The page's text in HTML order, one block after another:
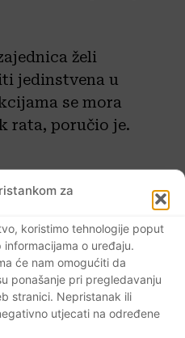
za
koristimo tehnologije poput
o uređaju.
će nam omogućiti da
ponašanje pri pregledavanju
stranici. Nepristanak ili
utjecati na određene
želi
jedinstvena u
se mora
rata, poručio je.
Radovan
grubo pogazila
pravo
i djeca opet
da njihova
pravo na
može ničim